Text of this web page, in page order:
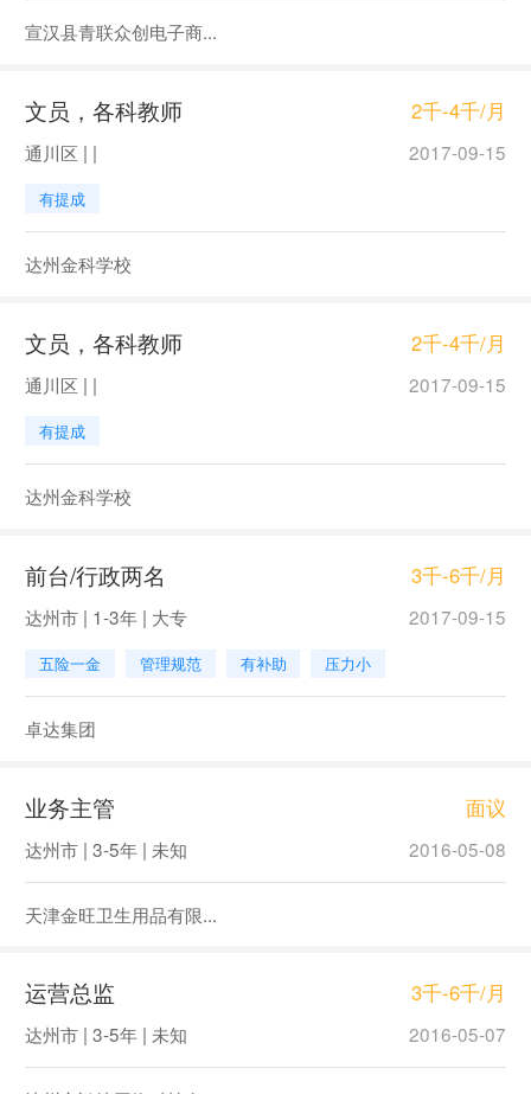
宣汉县青联众创电子商...
文员，各科教师 2千-4千/月
通川区 | | 2017-09-15
有提成
达州金科学校
文员，各科教师 2千-4千/月
通川区 | | 2017-09-15
有提成
达州金科学校
前台/行政两名 3千-6千/月
达州市 | 1-3年 | 大专 2017-09-15
五险一金 管理规范 有补助 压力小
卓达集团
业务主管 面议
达州市 | 3-5年 | 未知 2016-05-08
天津金旺卫生用品有限...
运营总监 3千-6千/月
达州市 | 3-5年 | 未知 2016-05-07